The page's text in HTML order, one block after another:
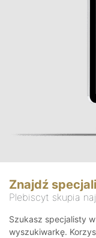
Znajdź
Plebiscyt skupia
Szukasz specjalisty
wyszukiwarkę.